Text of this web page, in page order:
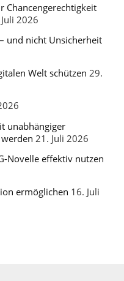
Chancengerechtigkeit
2026
und nicht Unsicherheit
Welt schützen 29.
unabhängiger
21. Juli 2026
Novelle effektiv nutzen
ermöglichen 16. Juli